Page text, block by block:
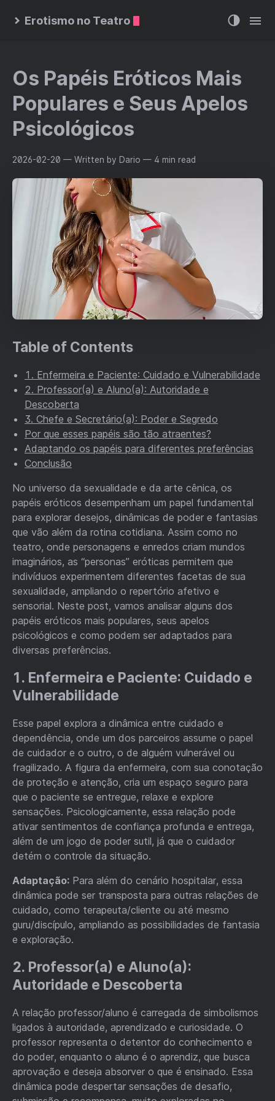
Erotismo no Teatro
Os Papéis Eróticos Mais
Populares e Seus Apelos
Psicológicos
2026-02-20 — Written by Dario — 4 min read
Table of Contents
1. Enfermeira e Paciente: Cuidado e Vulnerabilidade
2. Professor(a) e Aluno(a): Autoridade e
Descoberta
3. Chefe e Secretário(a): Poder e Segredo
Por que esses papéis são tão atraentes?
Adaptando os papéis para diferentes preferências
Conclusão
No universo da sexualidade e da arte cênica, os
papéis eróticos desempenham um papel fundamental
para explorar desejos, dinâmicas de poder e fantasias
que vão além da rotina cotidiana. Assim como no
teatro, onde personagens e enredos criam mundos
imaginários, as “personas” eróticas permitem que
indivíduos experimentem diferentes facetas de sua
sexualidade, ampliando o repertório afetivo e
sensorial. Neste post, vamos analisar alguns dos
papéis eróticos mais populares, seus apelos
psicológicos e como podem ser adaptados para
diversas preferências.
1. Enfermeira e Paciente: Cuidado e
Vulnerabilidade
Esse papel explora a dinâmica entre cuidado e
dependência, onde um dos parceiros assume o papel
de cuidador e o outro, o de alguém vulnerável ou
fragilizado. A figura da enfermeira, com sua conotação
de proteção e atenção, cria um espaço seguro para
que o paciente se entregue, relaxe e explore
sensações. Psicologicamente, essa relação pode
ativar sentimentos de confiança profunda e entrega,
além de um jogo de poder sutil, já que o cuidador
detém o controle da situação.
Adaptação: Para além do cenário hospitalar, essa
dinâmica pode ser transposta para outras relações de
cuidado, como terapeuta/cliente ou até mesmo
guru/discípulo, ampliando as possibilidades de fantasia
e exploração.
2. Professor(a) e Aluno(a):
Autoridade e Descoberta
A relação professor/aluno é carregada de simbolismos
ligados à autoridade, aprendizado e curiosidade. O
professor representa o detentor do conhecimento e
do poder, enquanto o aluno é o aprendiz, que busca
aprovação e deseja absorver o que é ensinado. Essa
dinâmica pode despertar sensações de desafio,